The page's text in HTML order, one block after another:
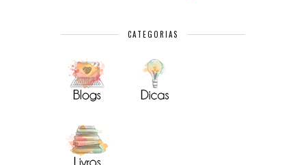
CATEGORIAS